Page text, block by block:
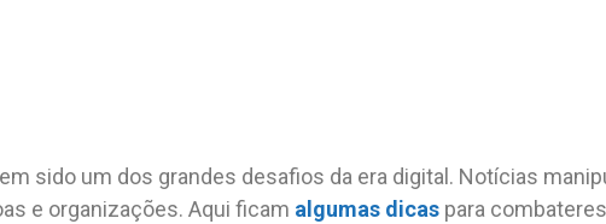
sido um dos grandes desafios da era digital. Notícias
e organizações. Aqui ficam algumas dicas para